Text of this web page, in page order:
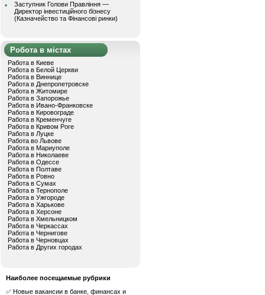
Заступник Голови Правління —
Директор інвестиційного бізнесу
(Казначейство та Фінансові ринки)
Робота в містах
Работа в Киеве
Работа в Белой Церкви
Работа в Виннице
Работа в Днепропетровске
Работа в Житомире
Работа в Запорожье
Работа в Ивано-Франковске
Работа в Кировограде
Работа в Кременчуге
Работа в Кривом Роге
Работа в Луцке
Работа во Львове
Работа в Мариуполе
Работа в Николаеве
Работа в Одессе
Работа в Полтаве
Работа в Ровно
Работа в Сумах
Работа в Тернополе
Работа в Ужгороде
Работа в Харькове
Работа в Херсоне
Работа в Хмельницком
Работа в Черкассах
Работа в Чернигове
Работа в Черновцах
Работа в Других городах
Наиболее посещаемые рубрики
✅ Новые вакансии в банке, финансах и